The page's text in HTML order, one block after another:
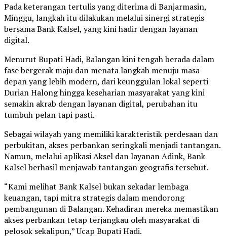
Pada keterangan tertulis yang diterima di Banjarmasin,
Minggu, langkah itu dilakukan melalui sinergi strategis
bersama Bank Kalsel, yang kini hadir dengan layanan
digital.
Menurut Bupati Hadi, Balangan kini tengah berada dalam
fase bergerak maju dan menata langkah menuju masa
depan yang lebih modern, dari keunggulan lokal seperti
Durian Halong hingga keseharian masyarakat yang kini
semakin akrab dengan layanan digital, perubahan itu
tumbuh pelan tapi pasti.
Sebagai wilayah yang memiliki karakteristik perdesaan dan
perbukitan, akses perbankan seringkali menjadi tantangan.
Namun, melalui aplikasi Aksel dan layanan Adink, Bank
Kalsel berhasil menjawab tantangan geografis tersebut.
“Kami melihat Bank Kalsel bukan sekadar lembaga
keuangan, tapi mitra strategis dalam mendorong
pembangunan di Balangan. Kehadiran mereka memastikan
akses perbankan tetap terjangkau oleh masyarakat di
pelosok sekalipun,” Ucap Bupati Hadi.